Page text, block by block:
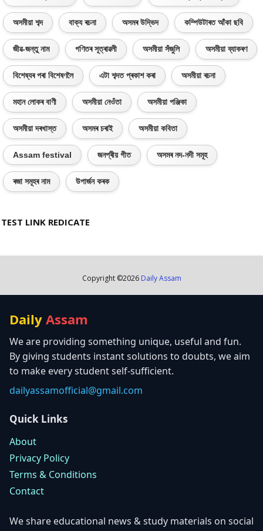
অসমীয়া শব্দ বাক্য ৰচনা অসমৰ উদ্ভিদ কম্পিউটাৰত আঁকা ছবি
জীৱ-জন্তু নাম গণিতৰ সূত্ৰাৱলী অসমীয়া সঁজুলি অসমীয়া ব্যাকৰণ
বিশেষ্যৰ পৰা বিশেষণলৈ এটা শব্দত প্ৰকাশ কৰা অসমীয়া ৰচনা
মহান লোকৰ বাণী অসমীয়া নেওঁতা অসমীয়া পঞ্জিকা
অসমীয়া দৰখাস্ত অসমৰ চৰাই অসমীয়া কবিতা
Assam festival জনপ্ৰীয় গীত অসমৰ নদ-নদী সমূহ
ৰজা সমূহৰ নাম উপাৰ্জন কৰক
TEST LINK REDICATE
Copyright ©2026 Daily Assam
Daily Assam
We are providing something unique, useful and fun.
By giving students instant solutions to doubts, we aim
to make every student self-sufficient.
dailyassamofficial@gmail.com
Quick Links
About
Privacy Policy
Terms & Conditions
Contact
We share educational news & study materials on social